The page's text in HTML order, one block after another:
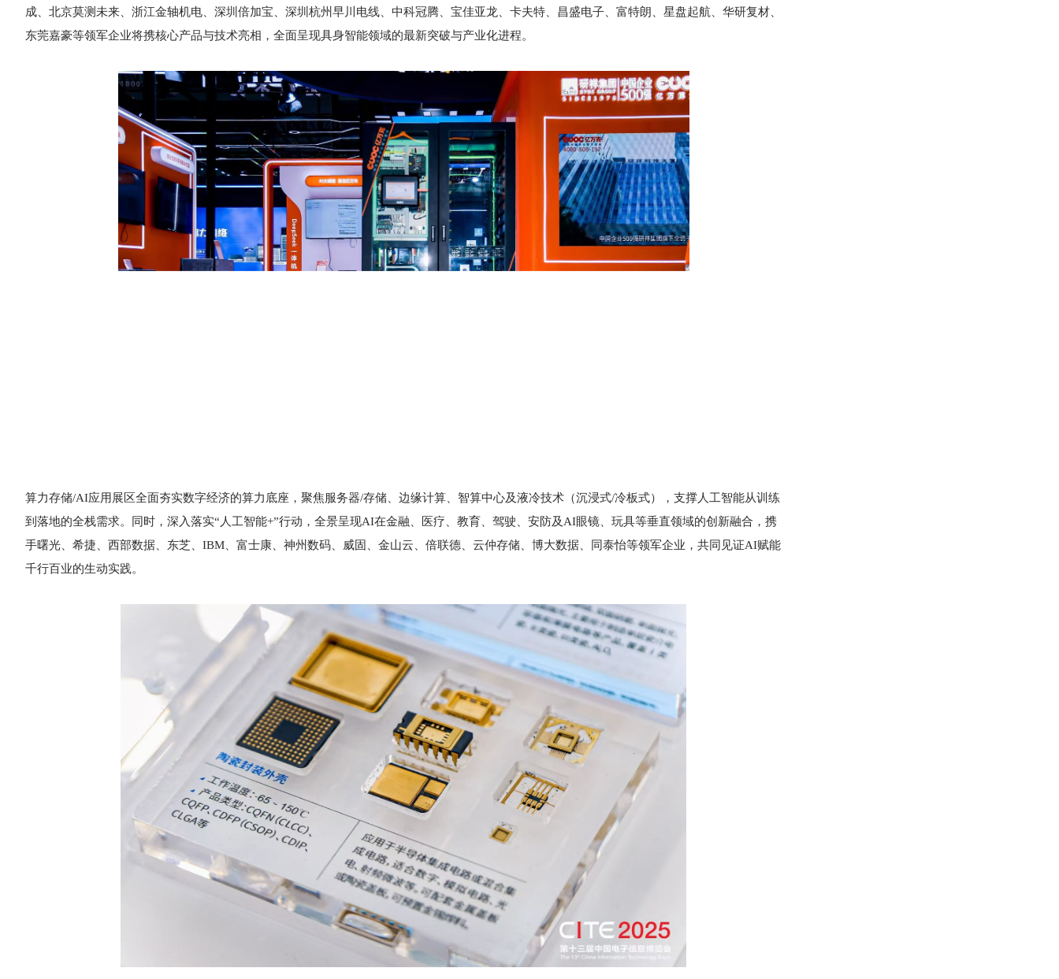
成、北京莫测未来、浙江金轴机电、深圳倍加宝、深圳杭州早川电线、中科冠腾、宝佳亚龙、卡夫特、昌盛电子、富特朗、星盘起航、华研复材、
东莞嘉豪等领军企业将携核心产品与技术亮相，全面呈现具身智能领域的最新突破与产业化进程。
算力存储/AI应用展区全面夯实数字经济的算力底座，聚焦服务器/存储、边缘计算、智算中心及液冷技术（沉浸式/冷板式），支撑人工智能从训练
到落地的全栈需求。同时，深入落实“人工智能+”行动，全景呈现AI在金融、医疗、教育、驾驶、安防及AI眼镜、玩具等垂直领域的创新融合，携
手曙光、希捷、西部数据、东芝、IBM、富士康、神州数码、威固、金山云、倍联德、云仲存储、博大数据、同泰怡等领军企业，共同见证AI赋能
千行百业的生动实践。